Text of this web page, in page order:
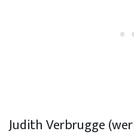
Judith Verbrugge